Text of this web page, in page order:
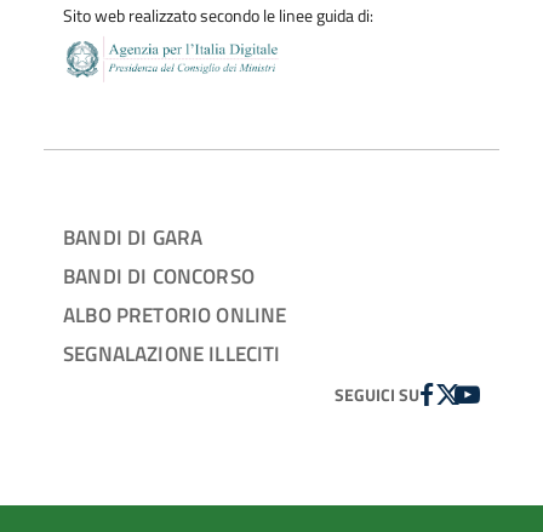
Sito web realizzato secondo le linee guida di:
BANDI DI GARA
BANDI DI CONCORSO
ALBO PRETORIO ONLINE
SEGNALAZIONE ILLECITI
SEGUICI SUFACEBOOK
TWITTER
YOUTUBE